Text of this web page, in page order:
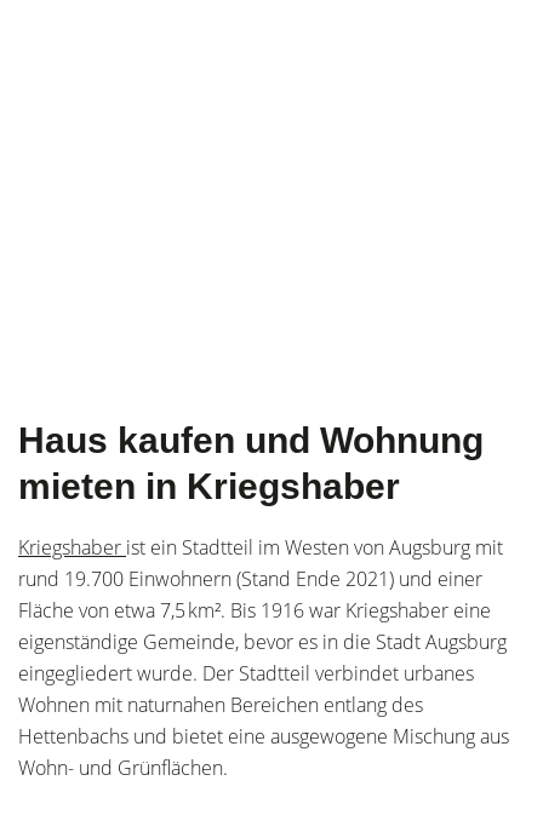
Haus kaufen und Wohnung
mieten in Kriegshaber
Kriegshaber ist ein Stadtteil im Westen von Augsburg mit
rund 19.700 Einwohnern (Stand Ende 2021) und einer
Fläche von etwa 7,5 km². Bis 1916 war Kriegshaber eine
eigenständige Gemeinde, bevor es in die Stadt Augsburg
eingegliedert wurde. Der Stadtteil verbindet urbanes
Wohnen mit naturnahen Bereichen entlang des
Hettenbachs und bietet eine ausgewogene Mischung aus
Wohn- und Grünflächen.